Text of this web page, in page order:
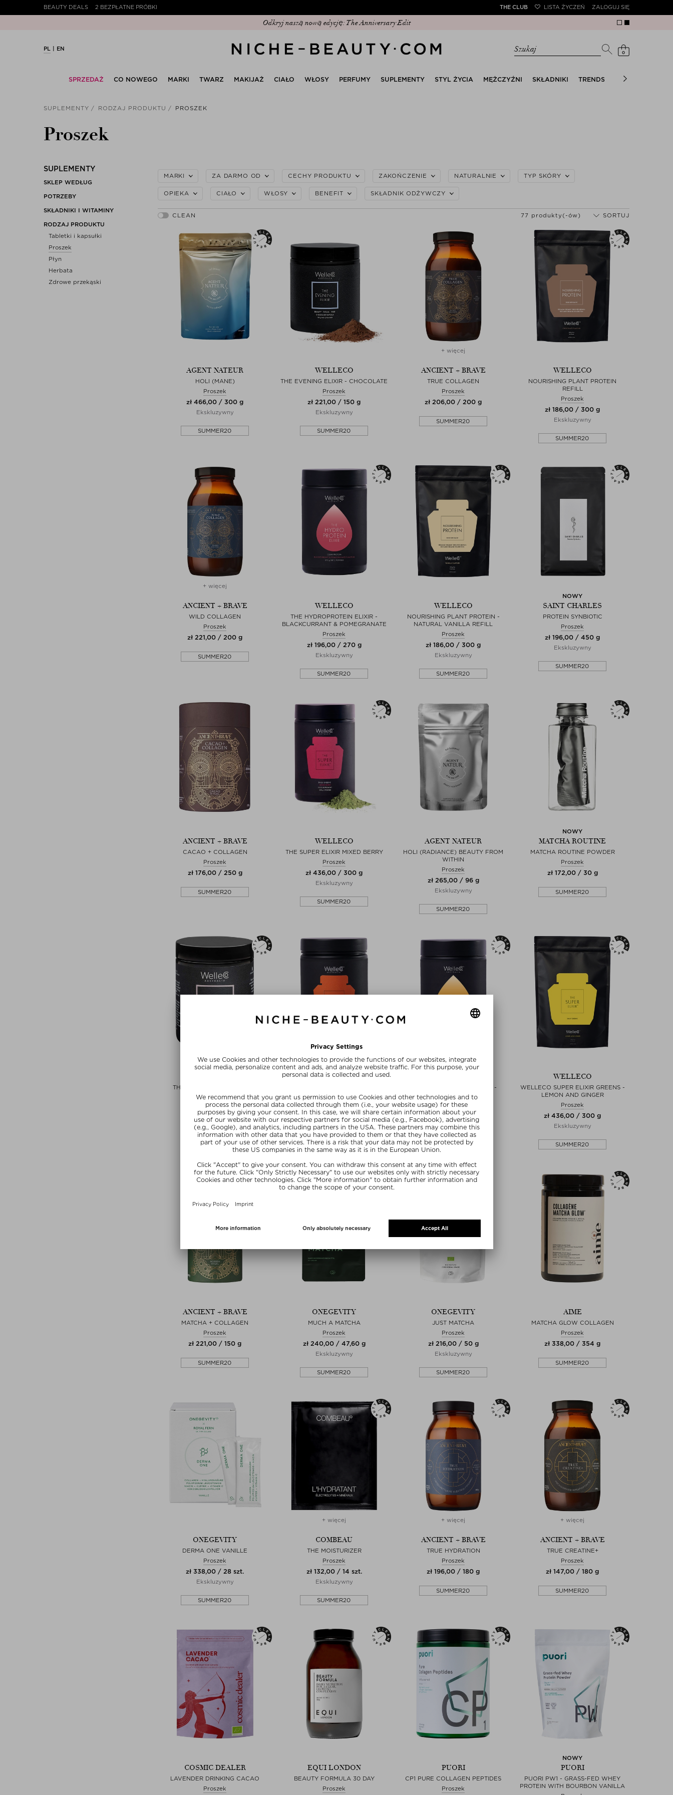
BEAUTY DEALS 2 BEZPŁATNE PRÓBKI THE CLUB LISTA ŻYCZEŃ ZALOGUJ SIĘ
20% PEAK HOLIDAY – Najlepsza wyprzedaż beauty tego sezonu już trwa! | Kod: SUMMER20 (+5% ekstra – tylko w aplikacji)
Odkryj naszą nową edycję: The Anniversary Edit
PL EN Szukaj 0
SPRZEDAŻ CO NOWEGO MARKI TWARZ MAKIJAŻ CIAŁO WŁOSY PERFUMY SUPLEMENTY STYL ŻYCIA MĘŻCZYŹNI SKŁADNIKI TRENDS THE SUMMER
SUPLEMENTY RODZAJ PRODUKTU PROSZEK
Proszek
SUPLEMENTY
SKLEP WEDŁUG
POTRZEBY
SKŁADNIKI I WITAMINY
RODZAJ PRODUKTU
Tabletki i kapsułki
Proszek
Płyn
Herbata
Zdrowe przekąski
MARKI ZA DARMO OD CECHY PRODUKTU ZAKOŃCZENIE NATURALNIE TYP SKÓRY
OPIEKA CIAŁO WŁOSY BENEFIT SKŁADNIK ODŻYWCZY
77 produkty(-ów) SORTUJ
AGENT NATEUR
HOLI (MANE)
Proszek
zł 466,00 / 300 g
Ekskluzywny
SUMMER20
WELLECO
THE EVENING ELIXIR - CHOCOLATE
Proszek
zł 221,00 / 150 g
Ekskluzywny
SUMMER20
+ więcej
ANCIENT + BRAVE
TRUE COLLAGEN
Proszek
zł 206,00 / 200 g
SUMMER20
WELLECO
NOURISHING PLANT PROTEIN
REFILL
Proszek
zł 186,00 / 300 g
Ekskluzywny
SUMMER20
+ więcej
ANCIENT + BRAVE
WILD COLLAGEN
Proszek
zł 221,00 / 200 g
SUMMER20
WELLECO
THE HYDROPROTEIN ELIXIR -
BLACKCURRANT & POMEGRANATE
Proszek
zł 196,00 / 270 g
Ekskluzywny
SUMMER20
WELLECO
NOURISHING PLANT PROTEIN -
NATURAL VANILLA REFILL
Proszek
zł 186,00 / 300 g
Ekskluzywny
SUMMER20
NOWY
SAINT CHARLES
PROTEIN SYNBIOTIC
Proszek
zł 196,00 / 450 g
Ekskluzywny
SUMMER20
ANCIENT + BRAVE
CACAO + COLLAGEN
Proszek
zł 176,00 / 250 g
SUMMER20
WELLECO
THE SUPER ELIXIR MIXED BERRY
Proszek
zł 436,00 / 300 g
Ekskluzywny
SUMMER20
AGENT NATEUR
HOLI (RADIANCE) BEAUTY FROM
WITHIN
Proszek
zł 265,00 / 96 g
Ekskluzywny
SUMMER20
NOWY
MATCHA ROUTINE
MATCHA ROUTINE POWDER
Proszek
zł 172,00 / 30 g
SUMMER20
THE COLLAGEN ELIXIR 120G
UNFLAVOURED
Proszek
zł 270,00 / 120 g
Ekskluzywny
SUMMER20
WELLECO
ORANGE REFILL
Proszek
zł 392,00 / 300 g
Ekskluzywny
SUMMER20
THE HYDROPROTEIN ELIXIR -
PASSIONFRUIT
Proszek
zł 196,00 / 270 g
Ekskluzywny
SUMMER20
WELLECO
WELLECO SUPER ELIXIR GREENS -
LEMON AND GINGER
Proszek
zł 436,00 / 300 g
Ekskluzywny
SUMMER20
ANCIENT + BRAVE
MATCHA + COLLAGEN
Proszek
zł 221,00 / 150 g
SUMMER20
ONEGEVITY
MUCH A MATCHA
Proszek
zł 240,00 / 47,60 g
Ekskluzywny
SUMMER20
ONEGEVITY
JUST MATCHA
Proszek
zł 216,00 / 50 g
Ekskluzywny
SUMMER20
AIME
MATCHA GLOW COLLAGEN
Proszek
zł 338,00 / 354 g
SUMMER20
ONEGEVITY
DERMA ONE VANILLE
Proszek
zł 338,00 / 28 szt.
Ekskluzywny
SUMMER20
+ więcej
COMBEAU
THE MOISTURIZER
Proszek
zł 132,00 / 14 szt.
Ekskluzywny
SUMMER20
+ więcej
ANCIENT + BRAVE
TRUE HYDRATION
Proszek
zł 196,00 / 180 g
SUMMER20
+ więcej
ANCIENT + BRAVE
TRUE CREATINE+
Proszek
zł 147,00 / 180 g
SUMMER20
COSMIC DEALER
LAVENDER DRINKING CACAO
Proszek
EQUI LONDON
BEAUTY FORMULA 30 DAY
Proszek
PUORI
CP1 PURE COLLAGEN PEPTIDES
Proszek
NOWY
PUORI
PUORI PW1 - GRASS-FED WHEY
PROTEIN WITH BOURBON VANILLA